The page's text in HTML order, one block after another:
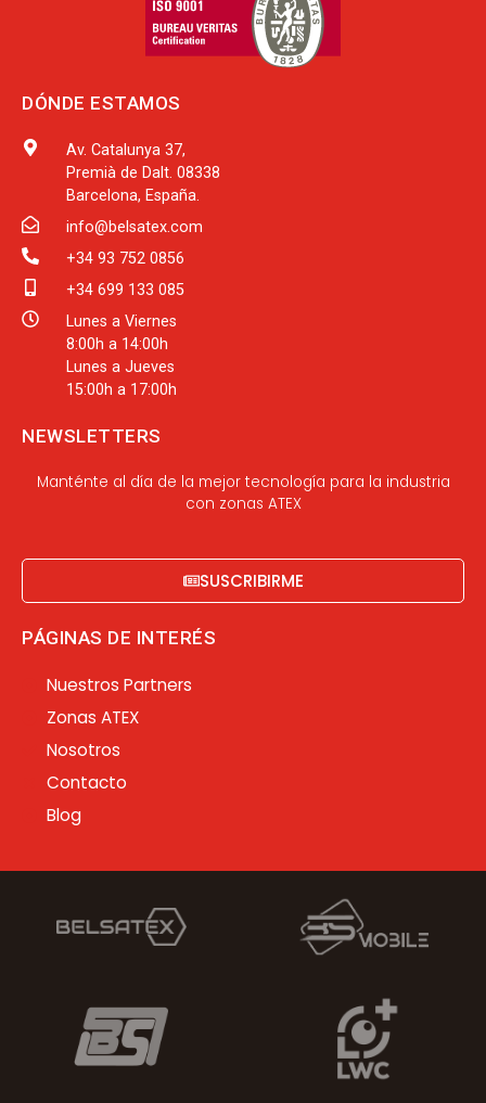
DÓNDE ESTAMOS
Av. Catalunya 37,
Premià de Dalt. 08338
Barcelona, España.
info@belsatex.com
+34 93 752 0856
+34 699 133 085
Lunes a Viernes
8:00h a 14:00h
Lunes a Jueves
15:00h a 17:00h
NEWSLETTERS
Manténte al día de la mejor tecnología para la industria
con zonas ATEX
SUSCRIBIRME
PÁGINAS DE INTERÉS
Nuestros Partners
Zonas ATEX
Nosotros
Contacto
Blog